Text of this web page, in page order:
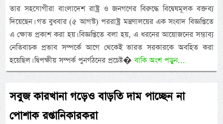
তার সহযোগীরা বাংলাদেশ রাষ্ট্র ও জনগণের বিরুদ্ধে বিদ্বেষমূলক বক্তব্য
দিয়েছেন। গত বুধবার (৫ আগস্ট) পররাষ্ট্র মন্ত্রণালয়ের এক সংবাদ বিজ্ঞপ্তিতে
এ ক্ষোভ প্রকাশ করা হয়। বিজ্ঞপ্তিতে বলা হয়, এ ধরনের আয়োজনের সম্ভাব্য
নেতিবাচক প্রভাব সম্পর্কে আগে থেকেই ভারত সরকারকে অবহিত করা
হয়েছিল। দ্বিপক্ষীয় সম্পর্ক পুনর্গঠনের প্রচেষ্ট�বাকি অংশ পড়ুন...
সবুজ কারখানা গড়েও বাড়তি দাম পাচ্ছেন না
পোশাক রপ্তানিকারকরা